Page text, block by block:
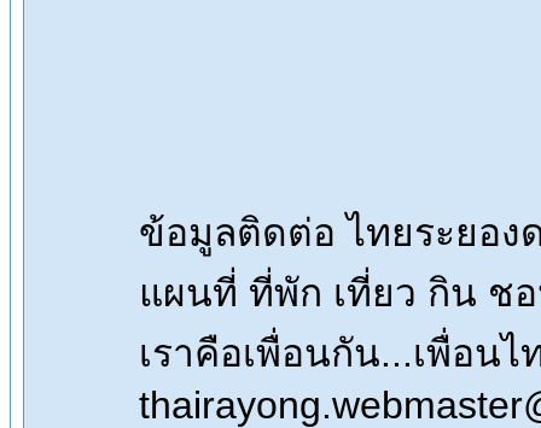
ข้อมูลติดต่อ ไทยระยอง
แผนที่ ที่พัก เที่ยว กิน ช
เราคือเพื่อนกัน...เพื่อน